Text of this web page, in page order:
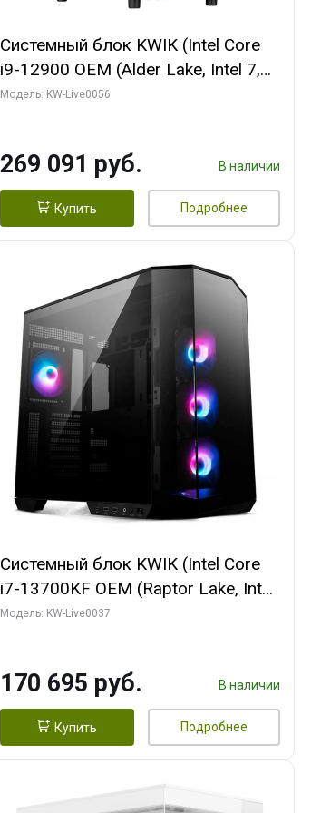
Системный блок KWIK (Intel Core
i9-12900 OEM (Alder Lake, Intel 7,
C16 8EC/8PC/T2/ 64 ГБ ОЗУ (2
ТБ SSD)
Модель: KW-Live0056
269 091 руб. В наличии
Купить Подробнее
Системный блок KWIK (Intel Core
i7-13700KF OEM (Raptor Lake, Intel
7, C16 8EC/8PC/ 32 ГБ ОЗУ (2
HDMI/ 1 ТБ SSD)
Модель: KW-Live0037
170 695 руб. В наличии
Купить Подробнее